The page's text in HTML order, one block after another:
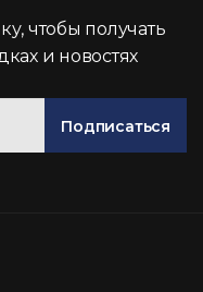
чтобы получать
и новостях
Подписаться